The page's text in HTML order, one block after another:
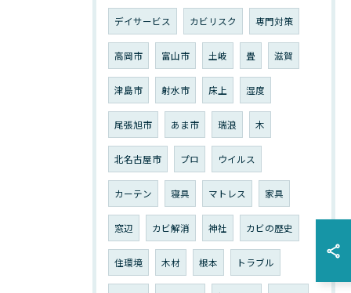
デイサービス カビリスク 専門対策
高岡市 富山市 土岐 畳 滋賀
津島市 射水市 床上 湿度
尾張旭市 あま市 瑞浪 木
北名古屋市 プロ ウイルス
カーテン 寝具 マトレス 家具
窓辺 カビ解消 神社 カビの歴史
住環境 木材 根本 トラブル